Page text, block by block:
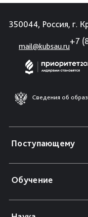
350044, Россия, г.
mail@kubsau.ru
+7
Сведения об
Поступающему
Обучение